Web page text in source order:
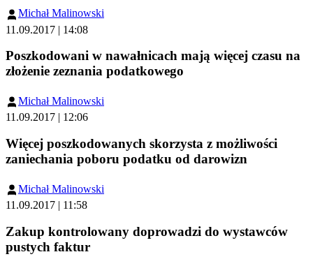
Michał Malinowski
11.09.2017 | 14:08
Poszkodowani w nawałnicach mają więcej czasu na
złożenie zeznania podatkowego
Michał Malinowski
11.09.2017 | 12:06
Więcej poszkodowanych skorzysta z możliwości
zaniechania poboru podatku od darowizn
Michał Malinowski
11.09.2017 | 11:58
Zakup kontrolowany doprowadzi do wystawców
pustych faktur